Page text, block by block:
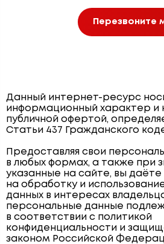
Перезвоните
Данный интернет-ресурс
информационный характер и
публичной офертой,
Статьи 437 Гражданского
Предоставляя свои
в любых формах, а также при
указанные на сайте, вы даёте
на обработку и
данных в интересах
персональные данные
в соответствии с политикой
конфиденциальности и
законом Российской